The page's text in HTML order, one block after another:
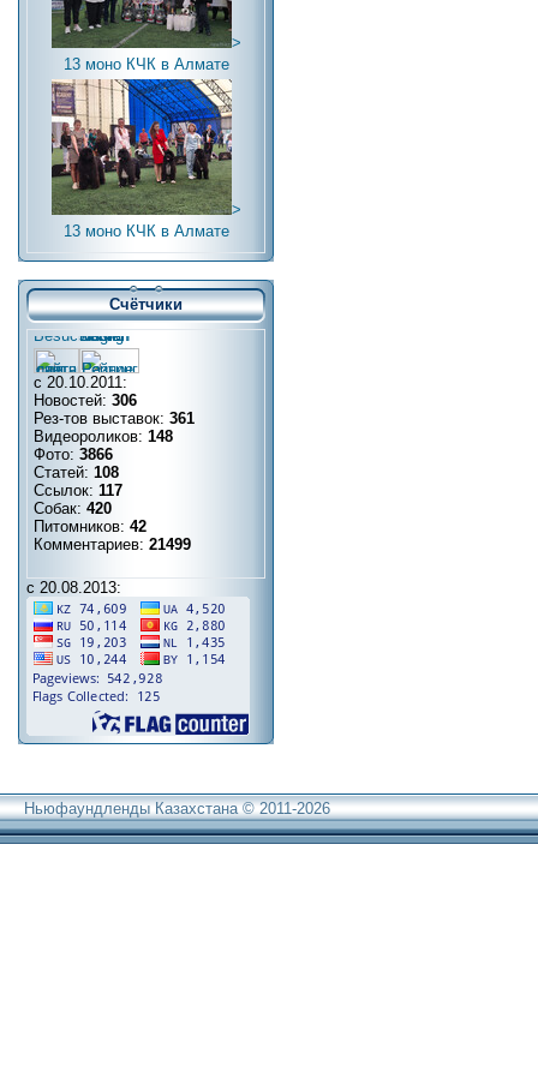
>
13 моно КЧК в Алмате
>
13 моно КЧК в Алмате
Счётчики
с 20.10.2011:
Новостей: 306
Рез-тов выставок: 361
Видеороликов: 148
Фото: 3866
Статей: 108
Ссылок: 117
Собак: 420
Питомников: 42
Комментариев: 21499
с 20.08.2013:
Ньюфаундленды Казахстана © 2011-2026